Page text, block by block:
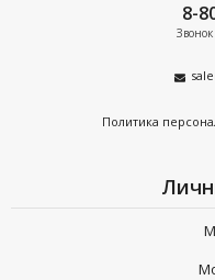
8-
Политика